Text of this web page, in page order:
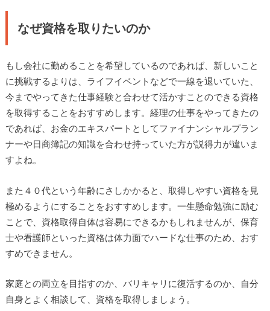
なぜ資格を取りたいのか
もし会社に勤めることを希望しているのであれば、新しいこと
に挑戦するよりは、ライフイベントなどで一線を退いていた、
今までやってきた仕事経験と合わせて活かすことのできる資格
を取得することをおすすめします。経理の仕事をやってきたの
であれば、お金のエキスパートとしてファイナンシャルプラン
ナーや日商簿記の知識を合わせ持っていた方が説得力が違いま
すよね。
また４０代という年齢にさしかかると、取得しやすい資格を見
極めるようにすることをおすすめします。一生懸命勉強に励む
ことで、資格取得自体は容易にできるかもしれませんが、保育
士や看護師といった資格は体力面でハードな仕事のため、おす
すめできません。
家庭との両立を目指すのか、バリキャリに復活するのか、自分
自身とよく相談して、資格を取得しましょう。